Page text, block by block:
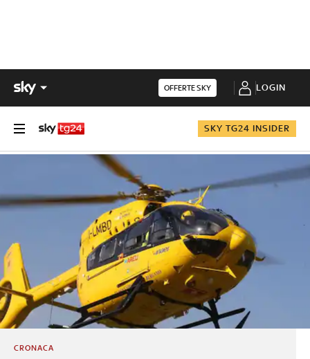
OFFERTE SKY LOGIN
SKY TG24 INSIDER
CRONACA